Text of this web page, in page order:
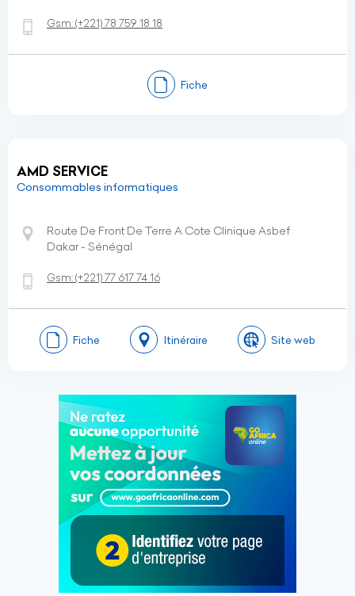
Gsm:(+221)78 759 18 18
Fiche
AMD SERVICE
Consommables informatiques
Route De Front De Terre A Cote Clinique Asbef
Dakar - Sénégal
Gsm:(+221)77 617 74 16
Fiche Itinéraire Site web